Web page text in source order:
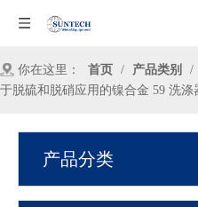
你在这里： 首页 / 产品类别 /
于脱硫和脱硝应用的镍合金 59 洗涤
产品分类